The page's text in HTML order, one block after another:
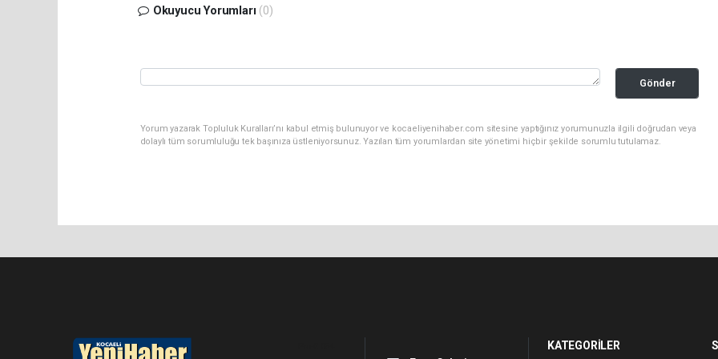
Okuyucu Yorumları (0)
Gönder
Yorum yazarak Topluluk Kuralları’nı kabul etmiş bulunuyor ve kocaeliyenihaber.com sitesine yaptığınız yorumunuzla ilgili doğrudan veya
dolaylı tüm sorumluluğu tek başınıza üstleniyorsunuz. Yazılan tüm yorumlardan site yönetimi hiçbir şekilde sorumlu tutulamaz.
KATEGORİLER